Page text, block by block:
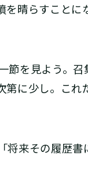
晴らすことに
を見よう。召
に少し。これ
来その履歴書